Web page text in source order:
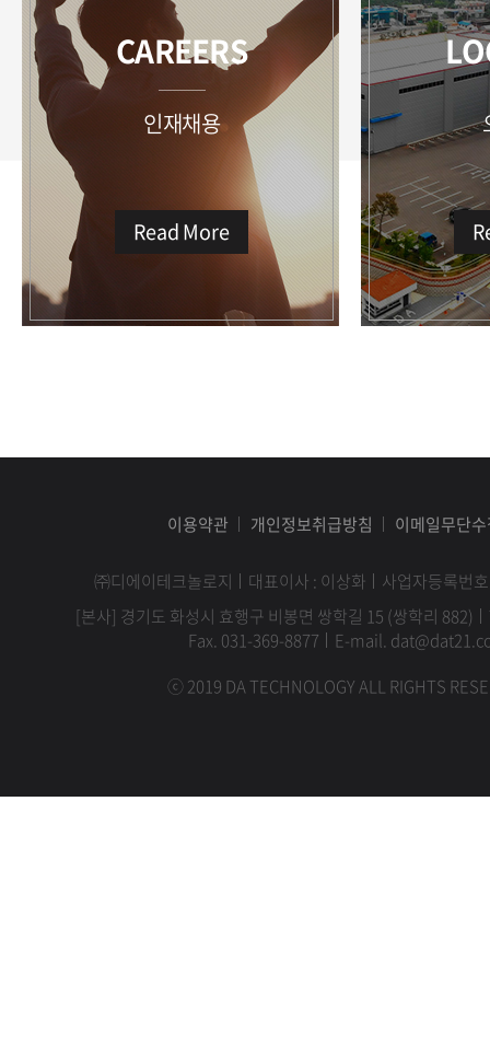
CAREERS
인재채용
Read More
이용약관 개인정보취급방침 이메일무단
㈜디에이테크놀로지 대표이사 : 이상화
사업자등록번
[본사] 경기도 화성시 효행구 비봉면 쌍학길 15 (쌍학리 882)
Fax. 031-369-8877
E-mail.
ⓒ 2019 DA TECHNOLOGY ALL RIGHTS